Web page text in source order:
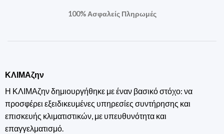
100% Ασφαλείς Πληρωμές
ΚΛΙΜΑζην
Η ΚΛΙΜΑζην δημιουργήθηκε με έναν βασικό στόχο: να
προσφέρει εξειδικευμένες υπηρεσίες συντήρησης και
επισκευής κλιματιστικών, με υπευθυνότητα και
επαγγελματισμό.